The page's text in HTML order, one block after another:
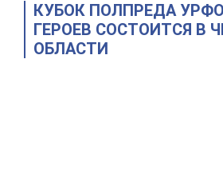
КУБОК ПОЛПРЕДА
ГЕРОЕВ СОСТОИТСЯ В
ОБЛАСТИ